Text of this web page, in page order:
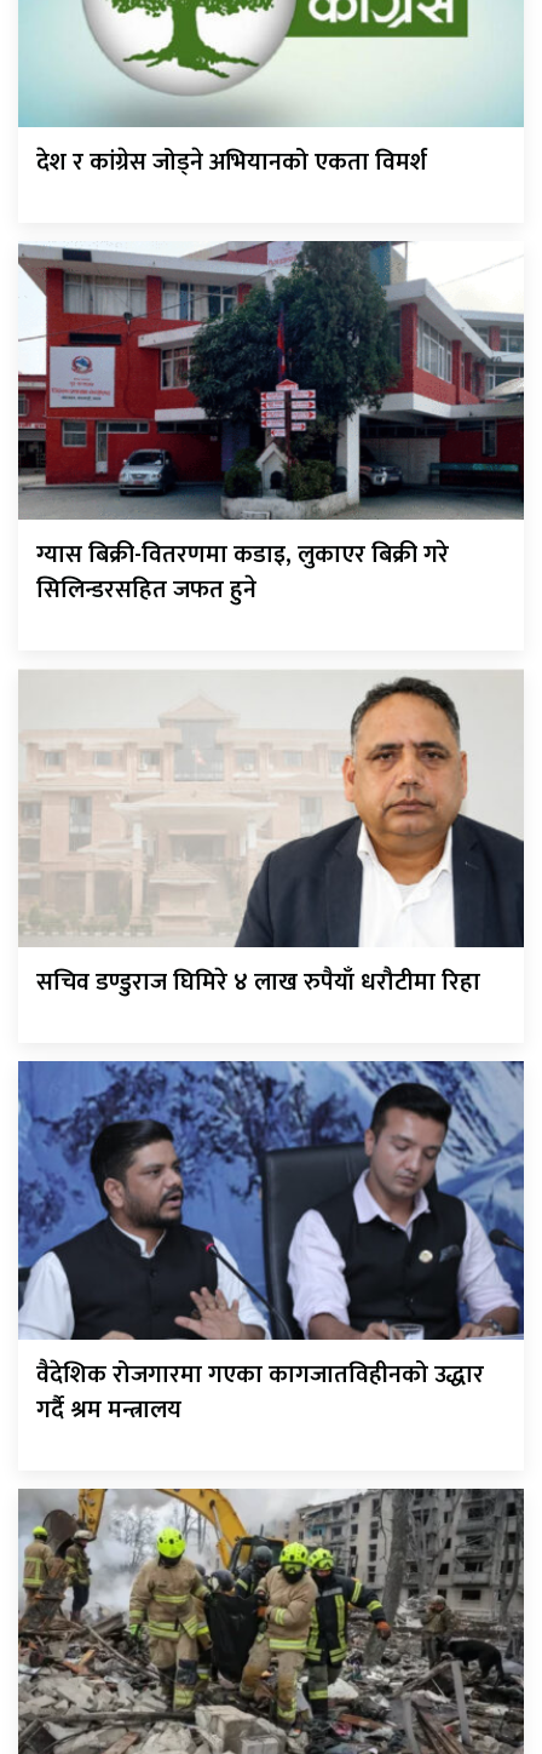
देश र कांग्रेस जोड्ने अभियानको एकता विमर्श
ग्यास बिक्री-वितरणमा कडाइ, लुकाएर बिक्री गरे
सिलिन्डरसहित जफत हुने
सचिव डण्डुराज घिमिरे ४ लाख रुपैयाँ धरौटीमा रिहा
वैदेशिक रोजगारमा गएका कागजातविहीनको उद्धार
गर्दै श्रम मन्त्रालय